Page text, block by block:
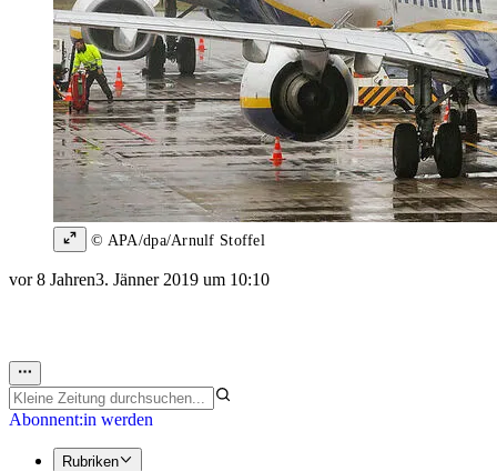
© APA/dpa/Arnulf Stoffel
vor 8 Jahren3. Jänner 2019 um 10:10
Abonnent:in werden
Rubriken